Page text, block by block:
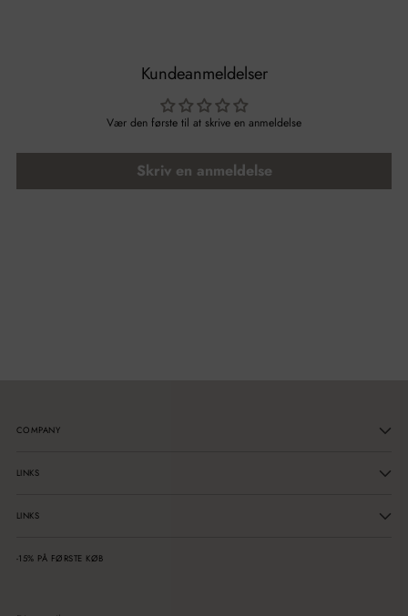
Kundeanmeldelser
Vær den første til at skrive en anmeldelse
Skriv en anmeldelse
COMPANY
LINKS
LINKS
-15% PÅ FØRSTE KØB